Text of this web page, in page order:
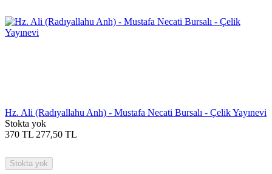
Hz. Ali (Radıyallahu Anh) - Mustafa Necati Bursalı - Çelik Yayınevi
Stokta yok
370 TL 277,50 TL
Stokta yok